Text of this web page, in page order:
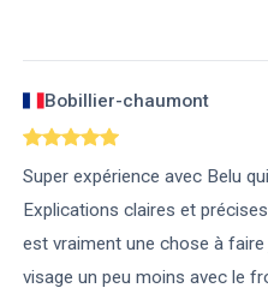
Bobillier-chaumont
Super expérience avec Belu
Explications claires et
est vraiment une chose à
visage un peu moins avec le